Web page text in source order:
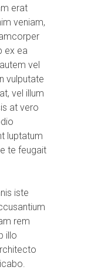
erat
veniam,
ex ea
vel
vulputate
vel illum
at vero
luptatum
te feugait
iste
rem
illo